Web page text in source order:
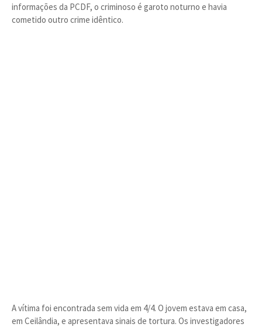
informações da PCDF, o criminoso é garoto noturno e havia
cometido outro crime idêntico.
A vítima foi encontrada sem vida em 4/4. O jovem estava em casa,
em Ceilândia, e apresentava sinais de tortura. Os investigadores